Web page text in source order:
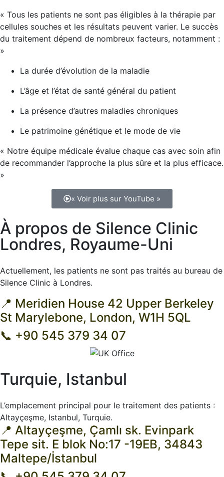
« Tous les patients ne sont pas éligibles à la thérapie par
cellules souches et les résultats peuvent varier. Le succès
du traitement dépend de nombreux facteurs, notamment :
»
La durée d’évolution de la maladie
L’âge et l’état de santé général du patient
La présence d’autres maladies chroniques
Le patrimoine génétique et le mode de vie
« Notre équipe médicale évalue chaque cas avec soin afin
de recommander l’approche la plus sûre et la plus efficace.
»
« Voir plus sur YouTube »
À propos de Silence Clinic
Londres, Royaume-Uni
Actuellement, les patients ne sont pas traités au bureau de
Silence Clinic à Londres.
📍 Meridien House 42 Upper Berkeley
St Marylebone, London, W1H 5QL
📞 +90 545 379 34 07
Turquie, Istanbul
L’emplacement principal pour le traitement des patients :
Altayçeşme, Istanbul, Turquie.
📍 Altayçeşme, Çamlı sk. Evinpark
Tepe sit. E blok No:17 -19EB, 34843
Maltepe/İstanbul